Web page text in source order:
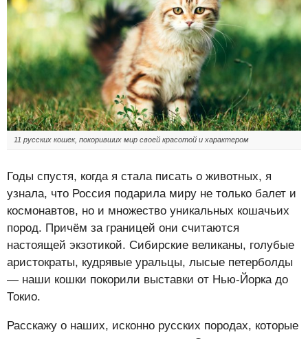
11 русских кошек, покоривших мир своей красотой и характером
Годы спустя, когда я стала писать о животных, я
узнала, что Россия подарила миру не только балет и
космонавтов, но и множество уникальных кошачьих
пород. Причём за границей они считаются
настоящей экзотикой. Сибирские великаны, голубые
аристократы, кудрявые уральцы, лысые петерболды
— наши кошки покорили выставки от Нью-Йорка до
Токио.
Расскажу о наших, исконно русских породах, которые